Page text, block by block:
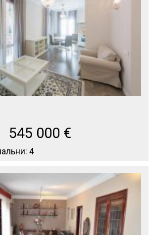
545 000 €
4